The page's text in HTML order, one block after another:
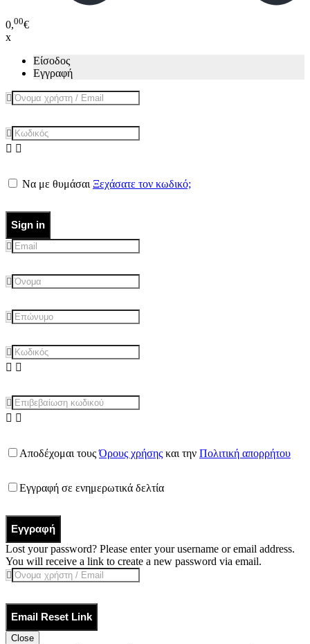
0,00€
x
Είσοδος
Εγγραφή
Να με θυμάσαι Ξεχάσατε τον κωδικό;
Sign in
Αποδέχομαι τουςΌρους χρήσης και την Πολιτική απορρήτου
Εγγραφή σε ενημερωτικά δελτία
Εγγραφή
Lost your password? Please enter your username or email address.
You will receive a link to create a new password via email.
Email Reset Link
Close